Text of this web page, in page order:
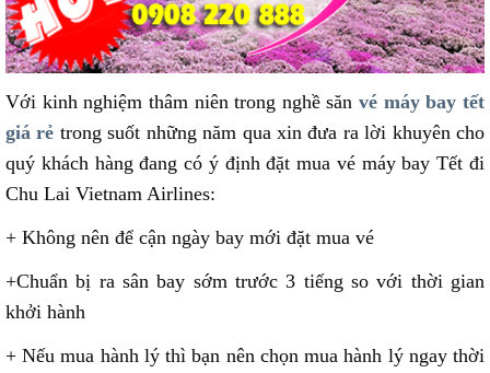
Với kinh nghiệm thâm niên trong nghề sănvé máy bay tết
giá rẻ trong suốt những năm qua xin đưa ra lời khuyên cho
quý khách hàng đang có ý định đặt mua vé máy bay Tết đi
Chu Lai Vietnam Airlines:
+ Không nên để cận ngày bay mới đặt mua vé
+Chuẩn bị ra sân bay sớm trước 3 tiếng so với thời gian
khởi hành
+ Nếu mua hành lý thì bạn nên chọn mua hành lý ngay thời